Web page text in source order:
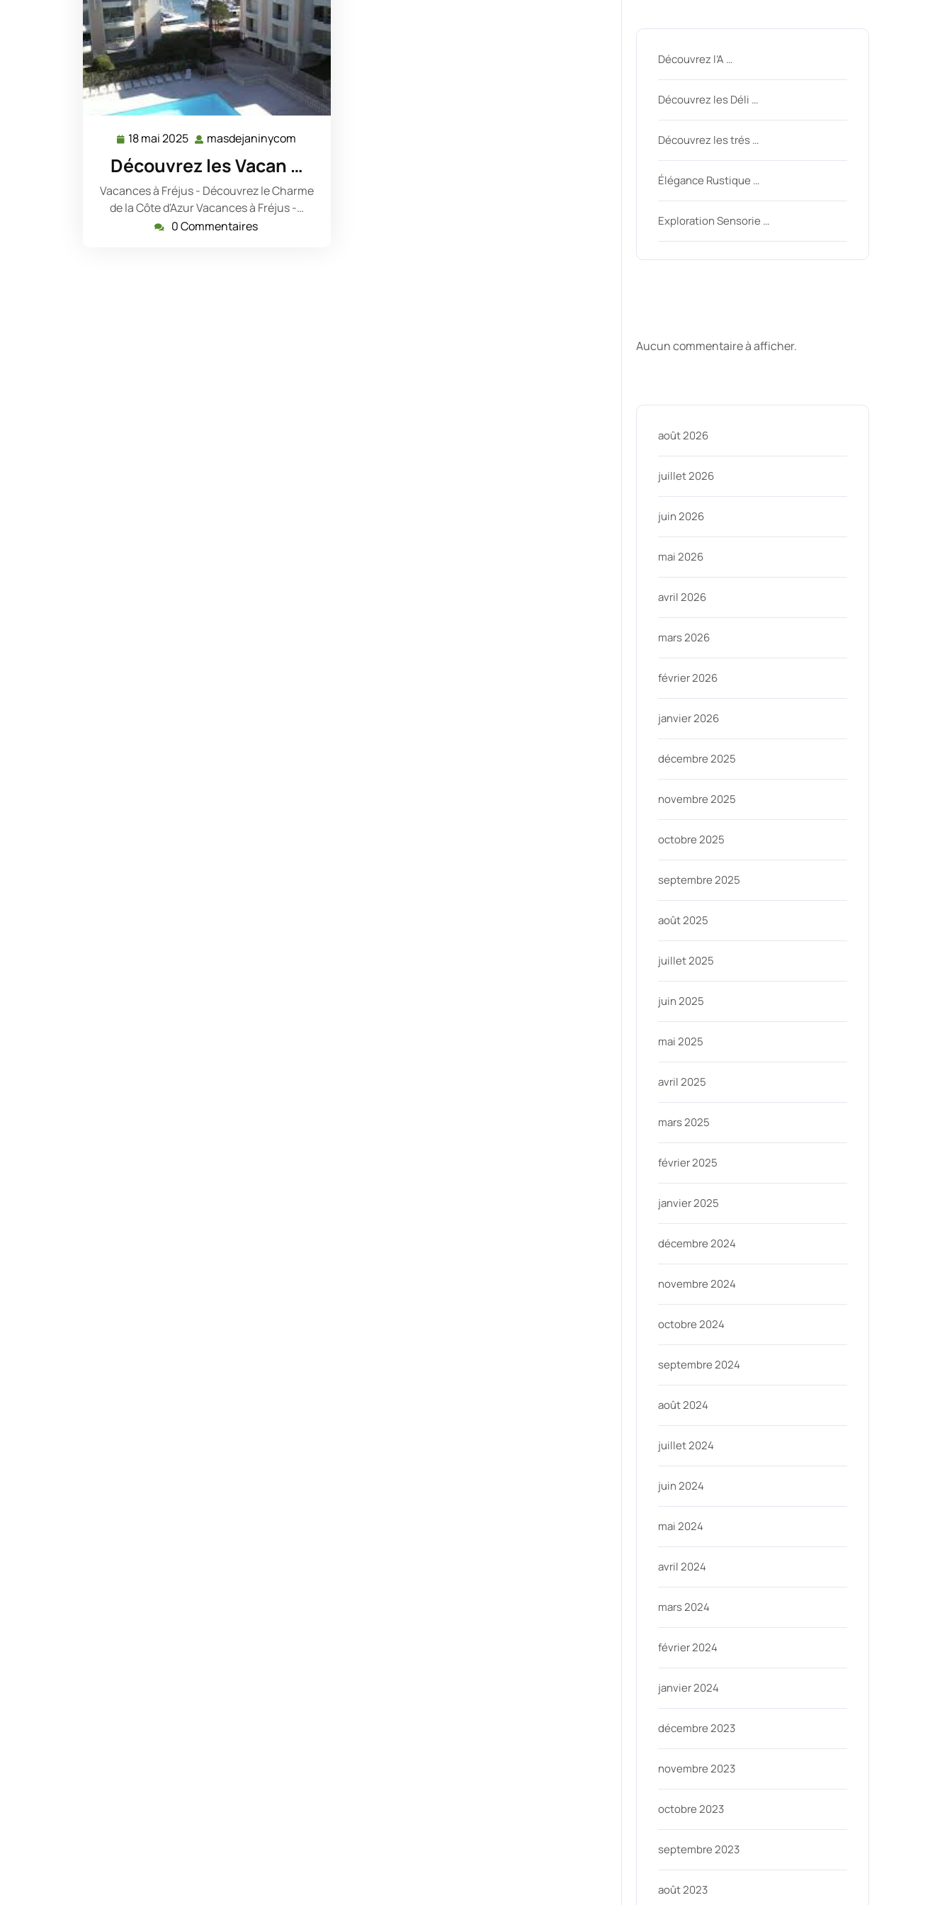
18 mai 2025 18
mai
2025
masdejaninycom
Découvrez les Vacan …
Vacances à Fréjus - Découvrez le Charme
de la Côte d'Azur Vacances à Fréjus -…
0 Commentaires
Découvrez l’A …
Découvrez les Déli …
Découvrez les trés …
Élégance Rustique …
Exploration Sensorie …
Aucun commentaire à afficher.
août 2026
juillet 2026
juin 2026
mai 2026
avril 2026
mars 2026
février 2026
janvier 2026
décembre 2025
novembre 2025
octobre 2025
septembre 2025
août 2025
juillet 2025
juin 2025
mai 2025
avril 2025
mars 2025
février 2025
janvier 2025
décembre 2024
novembre 2024
octobre 2024
septembre 2024
août 2024
juillet 2024
juin 2024
mai 2024
avril 2024
mars 2024
février 2024
janvier 2024
décembre 2023
novembre 2023
octobre 2023
septembre 2023
août 2023